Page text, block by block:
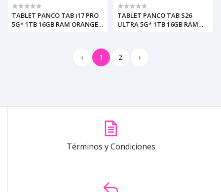
TABLET PANCO TAB i17 PRO
5G* 1TB 16GB RAM ORANGE
TABLET PANCO TAB S26
ULTRA 5G* 1TB 16GB RAM
‹ 1 2 ›
Términos y Condiciones